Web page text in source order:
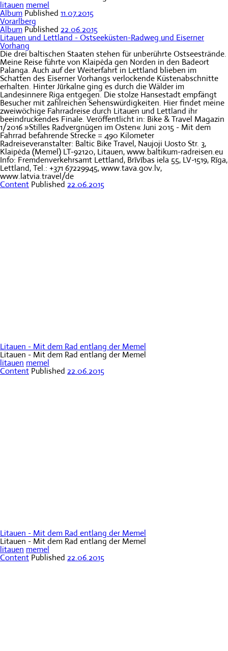
litauen memel
Album Published 11.07.2015
Vorarlberg
Album Published 22.06.2015
Litauen und Lettland - Ostseeküsten-Radweg und Eiserner
Vorhang
Die drei baltischen Staaten stehen für unberührte Ostseestrände.
Meine Reise führte von Klaipėda gen Norden in den Badeort
Palanga. Auch auf der Weiterfahrt in Lettland blieben im
Schatten des Eiserner Vorhangs verlockende Küstenabschnitte
erhalten. Hinter Jūrkalne ging es durch die Wälder im
Landesinnere Riga entgegen. Die stolze Hansestadt empfängt
Besucher mit zahlreichen Sehenswürdigkeiten. Hier findet meine
zweiwöchige Fahrradreise durch Litauen und Lettland ihr
beeindruckendes Finale. Veröffentlicht in: Bike & Travel Magazin
1/2016 »Stilles Radvergnügen im Osten« Juni 2015 - Mit dem
Fahrrad befahrende Strecke = 490 Kilometer
Radreiseveranstalter: Baltic Bike Travel, Naujoji Uosto Str. 3,
Klaipėda (Memel) LT-92120, Litauen, www.baltikum-radreisen.eu
Info: Fremdenverkehrsamt Lettland, Brīvības iela 55, LV-1519, Rīga,
Lettland, Tel.: +371 67229945, www.tava.gov.lv,
www.latvia.travel/de
Content Published 22.06.2015
Litauen - Mit dem Rad entlang der Memel
Litauen - Mit dem Rad entlang der Memel
litauen memel
Content Published 22.06.2015
Litauen - Mit dem Rad entlang der Memel
Litauen - Mit dem Rad entlang der Memel
litauen memel
Content Published 22.06.2015